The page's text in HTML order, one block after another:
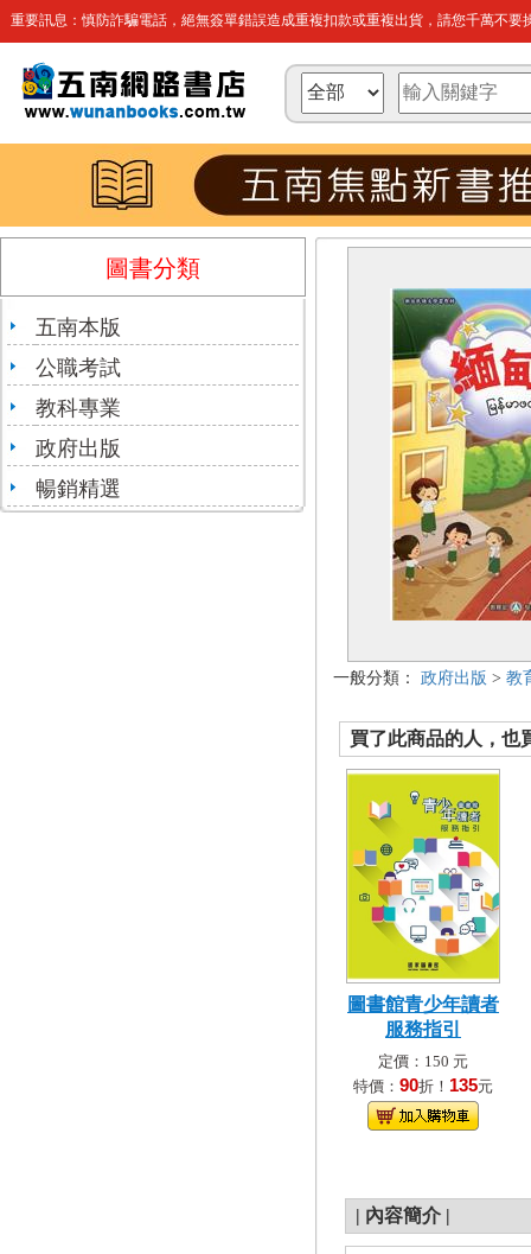
重要訊息：慎防詐騙電話，絕無簽單錯誤造成重複扣款或重複出貨，請您千萬不要
圖書分類
五南本版
公職考試
教科專業
政府出版
暢銷精選
一般分類： 政府出版 > 教
買了此商品的人，也
圖書館青少年讀者
服務指引
定價：150 元
特價： 90折！ 135元
| 內容簡介 |